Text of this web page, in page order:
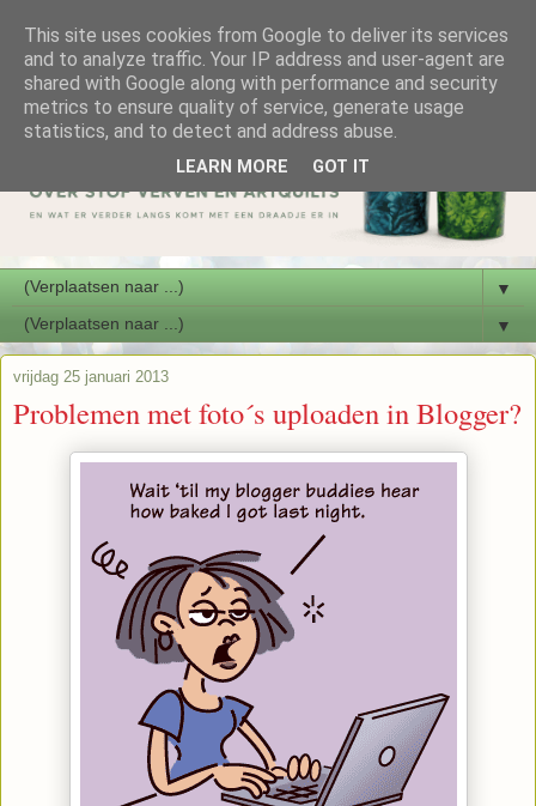
▼
▼
vrijdag 25 januari 2013
Problemen met foto´s uploaden in Blogger?
This site uses cookies from Google to deliver its services
and to analyze traffic. Your IP address and user-agent are
shared with Google along with performance and security
metrics to ensure quality of service, generate usage
statistics, and to detect and address abuse.
LEARN MORE GOT IT